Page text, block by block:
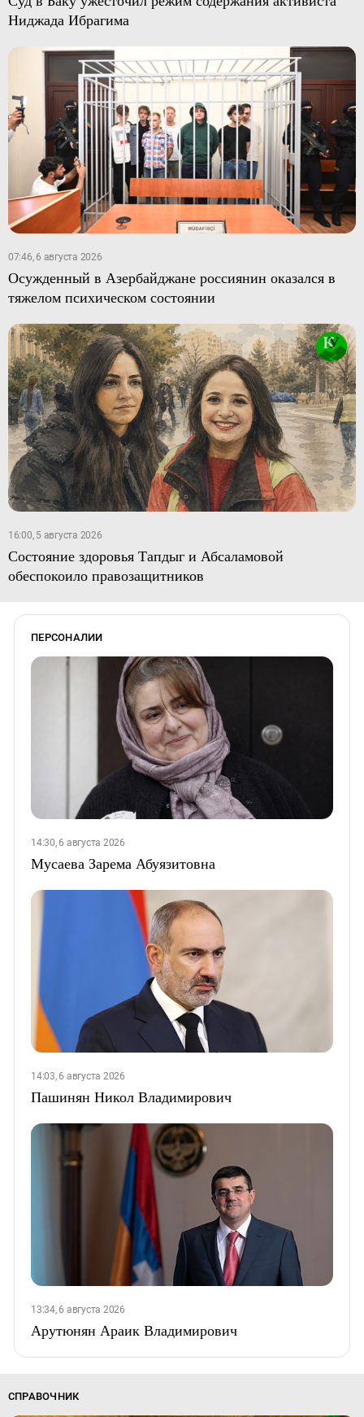
Ниджада Ибрагима
07:46, 6 августа 2026
Осужденный в Азербайджане россиянин оказался в
тяжелом психическом состоянии
16:00, 5 августа 2026
Состояние здоровья Тапдыг и Абсаламовой
обеспокоило правозащитников
ПЕРСОНАЛИИ
14:30, 6 августа 2026
Мусаева Зарема Абуязитовна
14:03, 6 августа 2026
Пашинян Никол Владимирович
13:34, 6 августа 2026
Арутюнян Араик Владимирович
СПРАВОЧНИК